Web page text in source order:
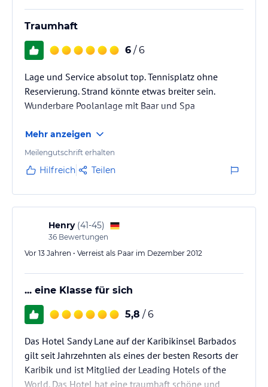
Traumhaft
6 / 6
Lage und Service absolut top. Tennisplatz ohne
Reservierung. Strand könnte etwas breiter sein.
Wunderbare Poolanlage mit Baar und Spa
Mehr anzeigen
Meilengutschrift erhalten
Hilfreich Teilen
Henry (41-45)
36 Bewertungen
Vor 13 Jahren • Verreist als Paar im Dezember 2012
... eine Klasse für sich
5,8 / 6
Das Hotel Sandy Lane auf der Karibikinsel Barbados
gilt seit Jahrzehnten als eines der besten Resorts der
Karibik und ist Mitglied der Leading Hotels of the
World. Das Hotel hat eine traumhaft schöne und